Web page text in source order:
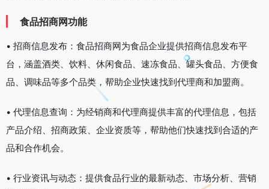
食品招商网功能
• 招商信息发布：食品招商网为食品企业提供招商信息发布平
台，涵盖酒类、饮料、休闲食品、速冻食品、罐头食品、方便食
品、调味品等多个品类，帮助企业快速找到代理商和加盟商。
• 代理信息查询：为经销商和代理商提供丰富的代理信息，包括
产品介绍、招商政策、企业资质等，帮助他们快速找到合适的产
品和合作机会。
• 行业资讯与动态：提供食品行业的最新动态、市场分析、营销